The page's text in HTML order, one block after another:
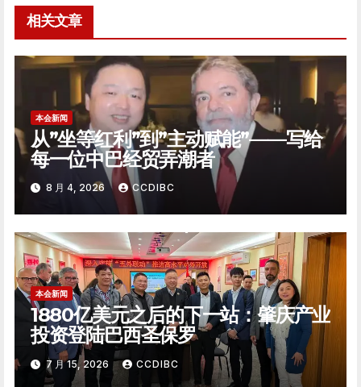
航
相关文章
本会新闻
从”坐等红利”到”主动赋能”——写给
每一位中巴经贸弄潮者
8 月 4, 2026 CCDIBC
本会新闻
1880亿美元之后的下一站：肇庆产业
投资登陆巴西圣保罗
7 月 15, 2026 CCDIBC